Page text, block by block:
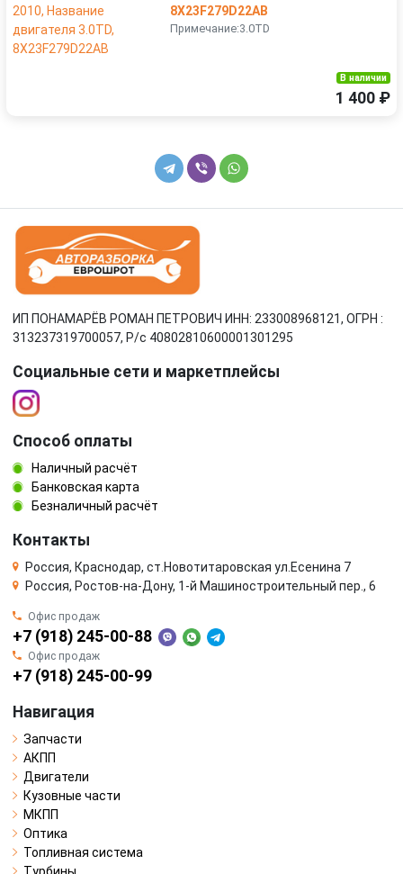
8X23F279D22AB
Примечание:3.0TD
В наличии
1 400 ₽
ИП ПОНАМАРЁВ РОМАН ПЕТРОВИЧ ИНН: 233008968121, ОГРН :
313237319700057, Р/c 40802810600001301295
Социальные сети и маркетплейсы
Способ оплаты
Наличный расчёт
Банковская карта
Безналичный расчёт
Контакты
Россия, Краснодар, ст.Новотитаровская ул.Есенина 7
Россия, Ростов-на-Дону, 1-й Машиностроительный пер., 6
Офис продаж
+7 (918) 245-00-88
Офис продаж
+7 (918) 245-00-99
Навигация
Запчасти
АКПП
Двигатели
Кузовные части
МКПП
Оптика
Топливная система